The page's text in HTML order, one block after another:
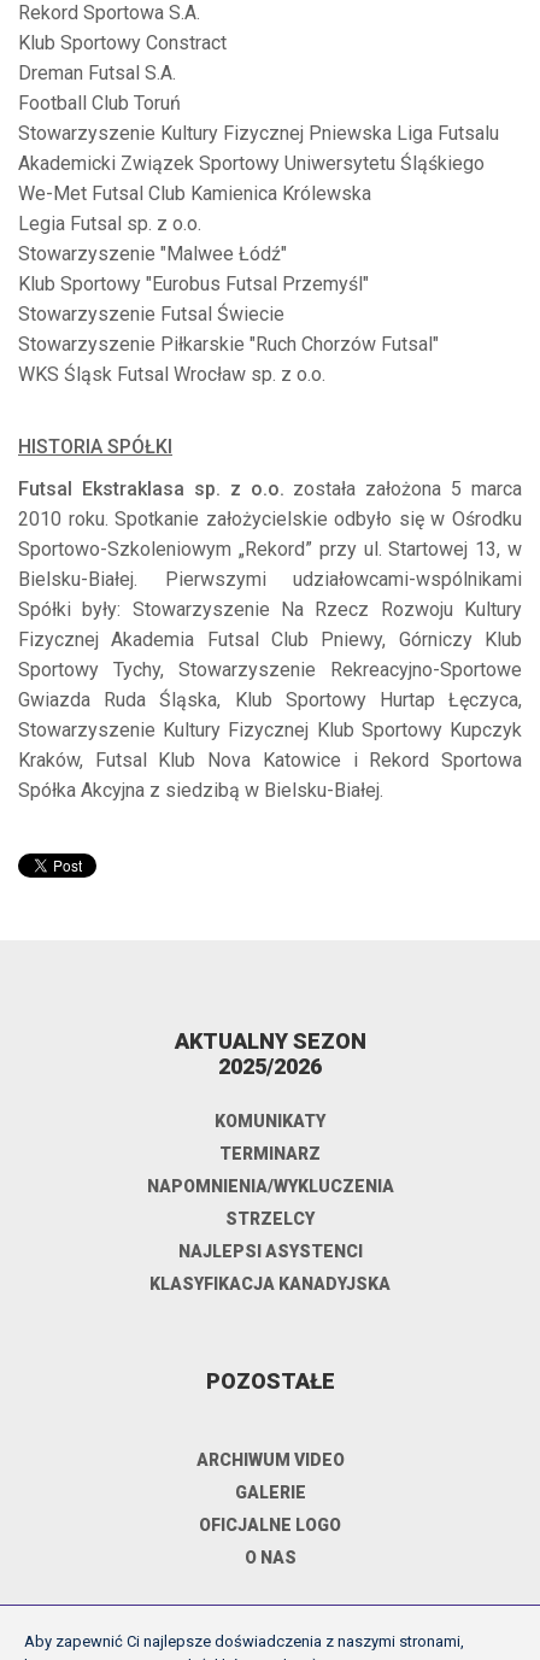
Rekord Sportowa S.A.
Klub Sportowy Constract
Dreman Futsal S.A.
Football Club Toruń
Stowarzyszenie Kultury Fizycznej Pniewska Liga Futsalu
Akademicki Związek Sportowy Uniwersytetu Śląśkiego
We-Met Futsal Club Kamienica Królewska
Legia Futsal sp. z o.o.
Stowarzyszenie "Malwee Łódź"
Klub Sportowy "Eurobus Futsal Przemyśl"
Stowarzyszenie Futsal Świecie
Stowarzyszenie Piłkarskie "Ruch Chorzów Futsal"
WKS Śląsk Futsal Wrocław sp. z o.o.
HISTORIA SPÓŁKI
Futsal Ekstraklasa sp. z o.o. została założona 5 marca
2010 roku. Spotkanie założycielskie odbyło się w Ośrodku
Sportowo-Szkoleniowym „Rekord” przy ul. Startowej 13, w
Bielsku-Białej. Pierwszymi udziałowcami-wspólnikami
Spółki były: Stowarzyszenie Na Rzecz Rozwoju Kultury
Fizycznej Akademia Futsal Club Pniewy, Górniczy Klub
Sportowy Tychy, Stowarzyszenie Rekreacyjno-Sportowe
Gwiazda Ruda Śląska, Klub Sportowy Hurtap Łęczyca,
Stowarzyszenie Kultury Fizycznej Klub Sportowy Kupczyk
Kraków, Futsal Klub Nova Katowice i Rekord Sportowa
Spółka Akcyjna z siedzibą w Bielsku-Białej.
AKTUALNY SEZON
2025/2026
KOMUNIKATY
TERMINARZ
NAPOMNIENIA/WYKLUCZENIA
STRZELCY
NAJLEPSI ASYSTENCI
KLASYFIKACJA KANADYJSKA
POZOSTAŁE
ARCHIWUM VIDEO
GALERIE
OFICJALNE LOGO
O NAS
DOKUMENTY
Aby zapewnić Ci najlepsze doświadczenia z naszymi stronami,